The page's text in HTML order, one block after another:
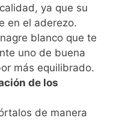
ya que su
en el aderezo.
blanco que te
uno de buena
más equilibrado.
de los
de manera